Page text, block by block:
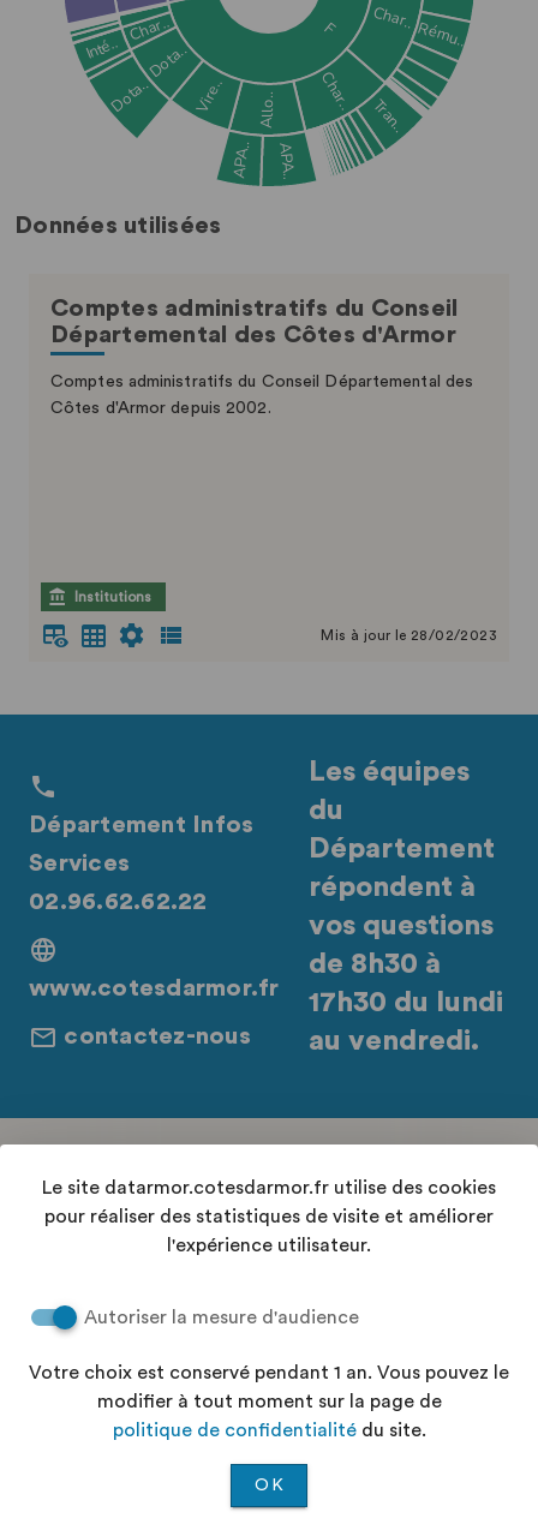
Données utilisées
Comptes administratifs du Conseil
Départemental des Côtes d'Armor
Comptes administratifs du Conseil Départemental des
Côtes d'Armor depuis 2002.
Institutions
Mis à jour le 28/02/2023
Département Infos
Services
02.96.62.62.22
www.cotesdarmor.fr
contactez-nous
Les équipes
du
Département
répondent à
vos questions
de 8h30 à
17h30 du lundi
au vendredi.
Conditions Générales d'Utilisation
Aide
Politique de confidentialité
Plan du site
Le site datarmor.cotesdarmor.fr utilise des cookies
pour réaliser des statistiques de visite et améliorer
l'expérience utilisateur.
Autoriser la mesure d'audience
Votre choix est conservé pendant 1 an. Vous pouvez le
modifier à tout moment sur la page de
politique de confidentialitédu site.
OK